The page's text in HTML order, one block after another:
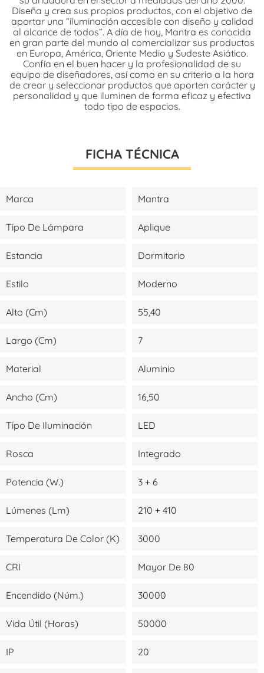
Diseña y crea sus propios productos, con el objetivo de
aportar una “iluminación accesible con diseño y calidad
al alcance de todos”. A día de hoy, Mantra es conocida
en gran parte del mundo al comercializar sus productos
en Europa, América, Oriente Medio y Sudeste Asiático.
Confía en el buen hacer y la profesionalidad de su
equipo de diseñadores, así como en su criterio a la hora
de crear y seleccionar productos que aporten carácter y
personalidad y que iluminen de forma eficaz y efectiva
todo tipo de espacios.
FICHA TÉCNICA
Marca Mantra
Tipo De Lámpara Aplique
Estancia Dormitorio
Estilo Moderno
Alto (cm) 55,40
Largo (cm) 7
Material Aluminio
Ancho (cm) 16,50
Tipo De Iluminación LED
Rosca Integrado
Potencia (W.) 3 + 6
Lúmenes (lm) 210 + 410
Temperatura De Color (K) 3000
CRI Mayor De 80
Encendido (Núm.) 30000
Vida Útil (Horas) 50000
IP 20